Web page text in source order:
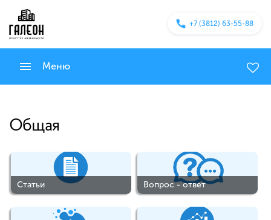
+7 (3812) 63-55-88
Меню
Общая
Статьи Вопрос - ответ